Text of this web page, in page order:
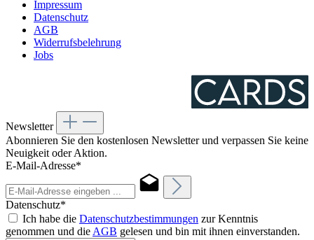
Impressum
Datenschutz
AGB
Widerrufsbelehrung
Jobs
Newsletter
Abonnieren Sie den kostenlosen Newsletter und verpassen Sie keine
Neuigkeit oder Aktion.
E-Mail-Adresse*
Datenschutz*
Ich habe die Datenschutzbestimmungen zur Kenntnis
genommen und die AGB gelesen und bin mit ihnen einverstanden.